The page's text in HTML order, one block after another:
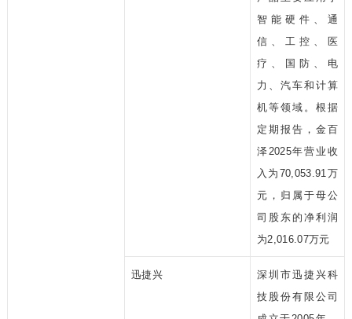
智能硬件、通
信、工控、医
疗、国防、电
力、汽车和计算
机等领域。根据
定期报告，金百
泽2025年营业收
入为70,053.91万
元，归属于母公
司股东的净利润
为2,016.07万元
迅捷兴
深圳市迅捷兴科
技股份有限公司